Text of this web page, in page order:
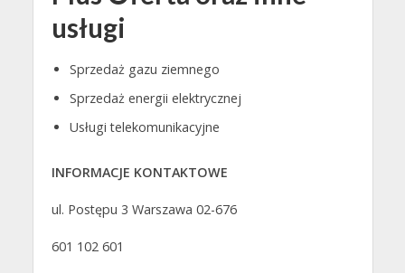
usługi
Sprzedaż gazu ziemnego
Sprzedaż energii elektrycznej
Usługi telekomunikacyjne
INFORMACJE KONTAKTOWE
ul. Postępu 3 Warszawa 02-676
601 102 601